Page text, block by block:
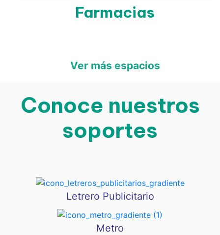
Farmacias
Ver más espacios
Conoce nuestros
soportes
Letrero Publicitario
Metro